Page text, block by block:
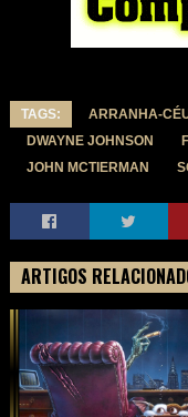
TAGS: ARRANHA-
DWAYNE JOHNSON
JOHN MCTIERMAN
ARTIGOS